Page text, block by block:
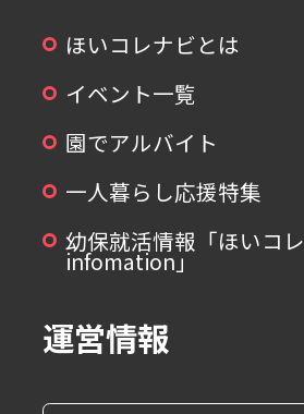
ほいコレナビとは
イベント一覧
園でアルバイト
一人暮らし応援特集
幼保就活情報「ほいコレ
infomation」
運営情報